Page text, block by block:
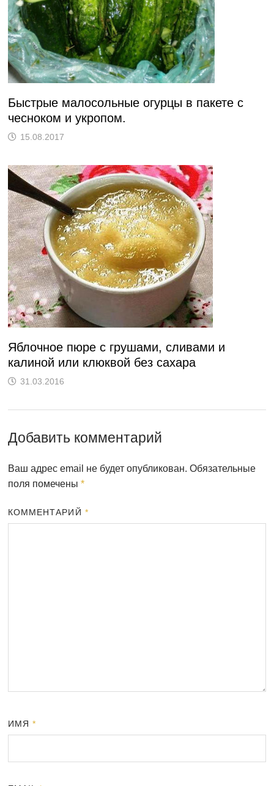
Быстрые малосольные огурцы в пакете с
чесноком и укропом.
15.08.2017
Яблочное пюре с грушами, сливами и
калиной или клюквой без сахара
31.03.2016
Добавить комментарий
Ваш адрес email не будет опубликован. Обязательные
поля помечены *
КОММЕНТАРИЙ *
ИМЯ*